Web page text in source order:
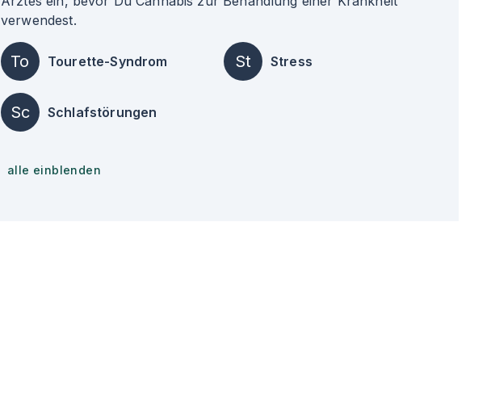
verwendest.
To Tourette-Syndrom St Stress
Sc Schlafstörungen
alle einblenden